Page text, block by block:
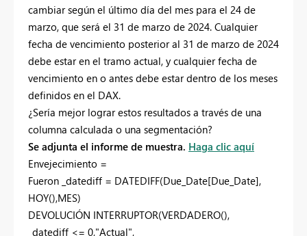
cambiar según el último día del mes para el 24 de
marzo, que será el 31 de marzo de 2024. Cualquier
fecha de vencimiento posterior al 31 de marzo de 2024
debe estar en el tramo actual, y cualquier fecha de
vencimiento en o antes debe estar dentro de los meses
definidos en el DAX.
¿Sería mejor lograr estos resultados a través de una
columna calculada o una segmentación?
Se adjunta el informe de muestra. Haga clic aquí
Envejecimiento =
Fueron _datediff = DATEDIFF(Due_Date[Due_Date],
HOY(),MES)
DEVOLUCIÓN INTERRUPTOR(VERDADERO(),
_datediff <= 0,"Actual",